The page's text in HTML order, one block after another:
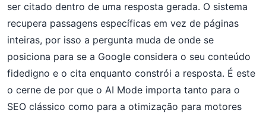
ser citado dentro de uma resposta gerada. O sistema
recupera passagens específicas em vez de páginas
inteiras, por isso a pergunta muda de onde se
posiciona para se a Google considera o seu conteúdo
fidedigno e o cita enquanto constrói a resposta. É este
o cerne de por que o AI Mode importa tanto para o
SEO clássico como para a otimização para motores